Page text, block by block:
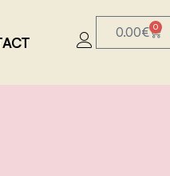
0.00€ 0